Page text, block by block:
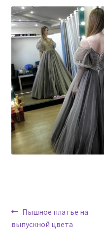
Навигация
Предыдущая
запись:
Пышное платье на
выпускной цвета